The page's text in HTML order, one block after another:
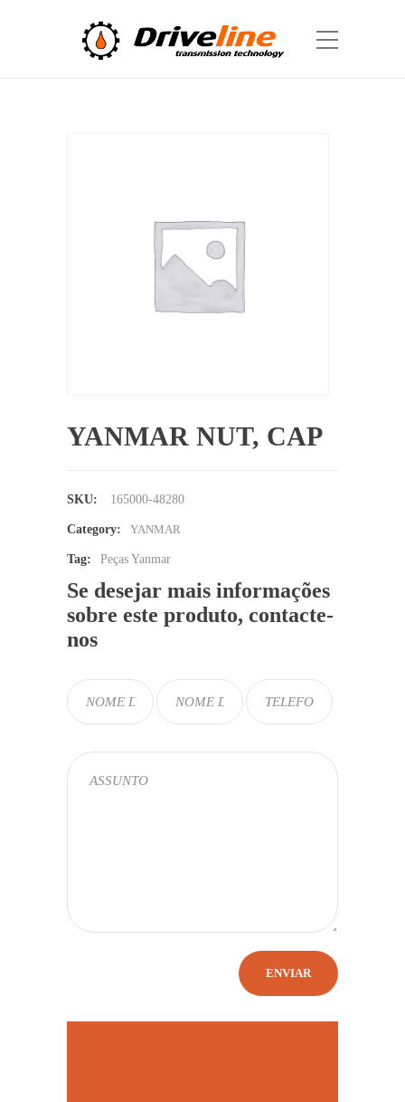
YANMAR NUT, CAP
SKU: 165000-48280
Category: YANMAR
Tag: Peças Yanmar
Se desejar mais informações
sobre este produto, contacte-
nos